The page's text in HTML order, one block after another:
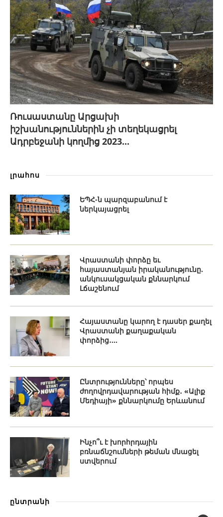
Ռուսաստանը Արցախի
իշխանություններին չի տեղեկացրել
Ադրբեջանի կողմից 2023...
լրահոս
ԵՊՀ-ն պարզաբանում է
ներկայացրել
Վրաստանի փորձը եւ
հայաստանյան իրականությունը.
անկուսակցական քննարկում
Լճաշենում
Հայաստանը կարող է դասեր քաղել
Վրաստանի քաղաքական
փորձից․...
Ընտրությունները՝ որպես
ժողովրդավարության հիմք․ «Ալիք
Մեդիայի» քննարկումը Երևանում
Ինչո՞ւ է խորհրդային
բռնաճնշումների թեման մնացել
ստվերում
ընտրանի